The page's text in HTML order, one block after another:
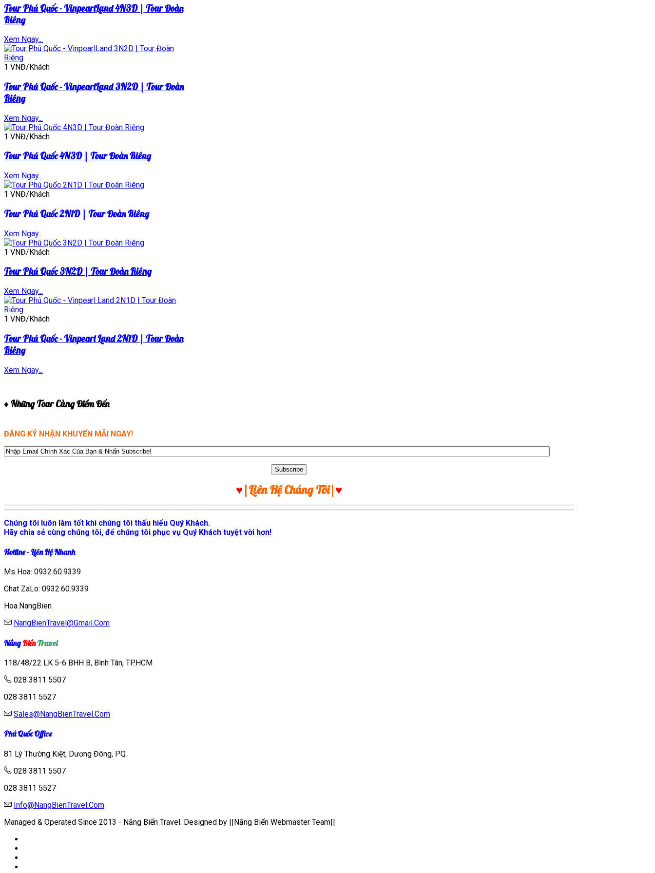
Tour Phú Quốc - VinpearlLand 4N3D | Tour Đoàn
Riêng
Xem Ngay...
1 VNĐ/Khách
Tour Phú Quốc - VinpearlLand 3N2D | Tour Đoàn
Riêng
Xem Ngay...
1 VNĐ/Khách
Tour Phú Quốc 4N3D | Tour Đoàn Riêng
Xem Ngay...
1 VNĐ/Khách
Tour Phú Quốc 2N1D | Tour Đoàn Riêng
Xem Ngay...
1 VNĐ/Khách
Tour Phú Quốc 3N2D | Tour Đoàn Riêng
Xem Ngay...
1 VNĐ/Khách
Tour Phú Quốc - Vinpearl Land 2N1D | Tour Đoàn
Riêng
Xem Ngay...
♦ Những Tour Cùng Điểm Đến
ĐĂNG KÝ NHẬN KHUYẾN MÃI NGAY!
♥ |Liên Hệ Chúng Tôi|♥
Chúng tôi luôn làm tốt khi chúng tôi thấu hiểu Quý Khách.
Hãy chia sẻ cùng chúng tôi, để chúng tôi phục vụ Quý Khách tuyệt vời hơn!
Hotline - Liên Hệ Nhanh
Ms Hoa: 0932.60.9339
Chat ZaLo: 0932.60.9339
Hoa.NangBien
NangBienTravel@Gmail.Com
NắngBiểnTravel
118/48/22 LK 5-6 BHH B, Bình Tân, TP.HCM
028 3811 5507
028 3811 5527
Sales@NangBienTravel.Com
Phú Quốc Office
81 Lý Thường Kiệt, Dương Đông, PQ
028 3811 5507
028 3811 5527
Info@NangBienTravel.Com
Managed & Operated Since 2013 - Nắng Biển Travel. Designed by ||Nắng Biển Webmaster Team||